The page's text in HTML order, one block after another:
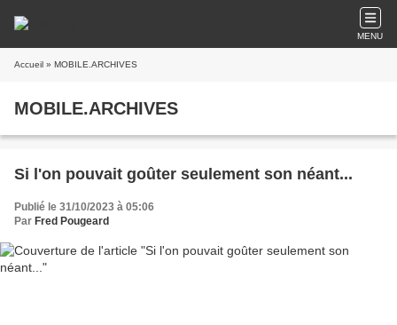
MENU
Accueil » MOBILE.ARCHIVES
MOBILE.ARCHIVES
Si l'on pouvait goûter seulement son néant...
Publié le 31/10/2023 à 05:06
Par Fred Pougeard